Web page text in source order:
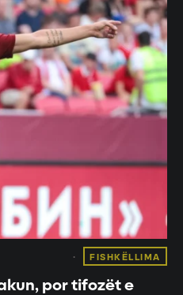
FISHKËLLIMA
por tifozët e